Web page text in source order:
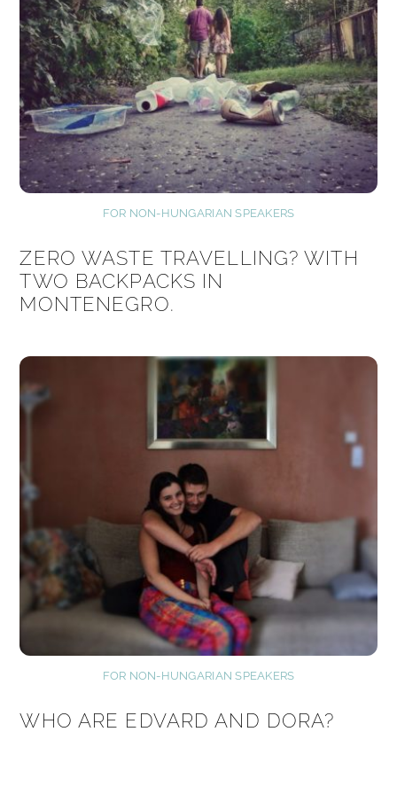
FOR NON-HUNGARIAN SPEAKERS
ZERO WASTE TRAVELLING? WITH
TWO BACKPACKS IN
MONTENEGRO.
FOR NON-HUNGARIAN SPEAKERS
WHO ARE EDVARD AND DORA?